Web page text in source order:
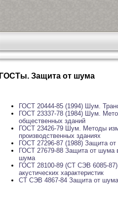
ГОСТы. Защита от шума
ГОСТ 20444-85 (1994) Шум.
ГОСТ 23337-78 (1984) Шум.
общественных зданий
ГОСТ 23426-79 Шум. Методы
производственных зданиях
ГОСТ 27296-87 (1988) Защита
ГОСТ 27679-88 Защита от шума
шума
ГОСТ 28100-89 (СТ СЭВ 6085-
акустических характеристик
СТ СЭВ 4867-84 Защита от шума